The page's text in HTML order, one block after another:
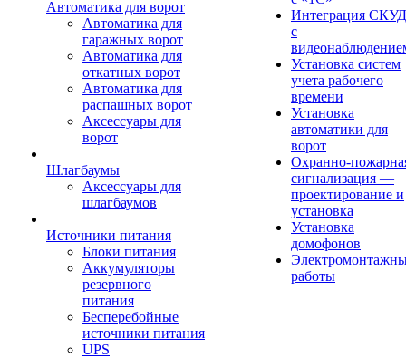
Автоматика для ворот
Автоматика для
гаражных ворот
Автоматика для
откатных ворот
Автоматика для
распашных ворот
Аксессуары для
ворот
Шлагбаумы
Аксессуары для
шлагбаумов
Источники питания
Блоки питания
Аккумуляторы
резервного
питания
Бесперебойные
источники питания
UPS
Интеграция СКУД
с
Установка систем
учета рабочего
времени
Установка
автоматики для
ворот
Охранно-
сигнализация —
проектирование и
установка
Установка
домофонов
работы